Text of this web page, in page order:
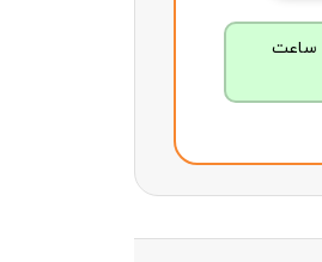
بروزرسانی قیمت 21 ساعت